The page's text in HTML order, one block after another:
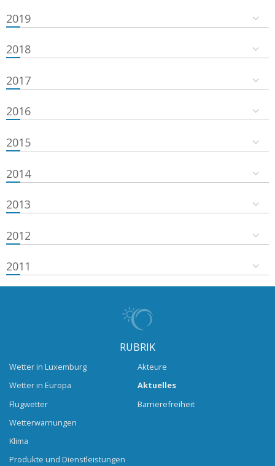
2019
2018
2017
2016
2015
2014
2013
2012
2011
RUBRIK
Wetter in Luxemburg
Wetter in Europa
Flugwetter
Wetterwarnungen
Klima
Produkte und Dienstleistungen
Akteure
Aktuelles
Barrierefreiheit